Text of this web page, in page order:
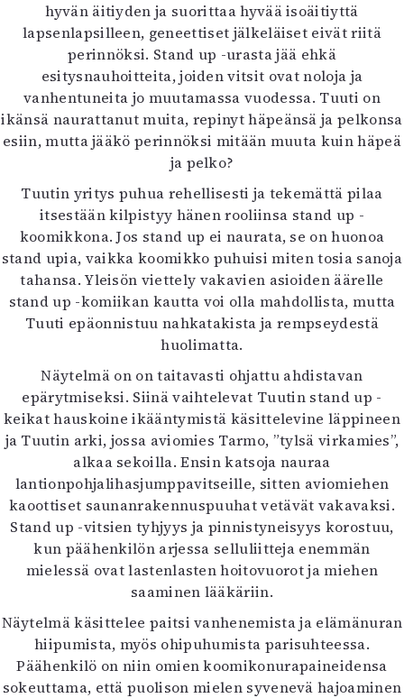
hyvän äitiyden ja suorittaa hyvää isoäitiyttä
lapsenlapsilleen, geneettiset jälkeläiset eivät riitä
perinnöksi. Stand up -urasta jää ehkä
esitysnauhoitteita, joiden vitsit ovat noloja ja
vanhentuneita jo muutamassa vuodessa. Tuuti on
ikänsä naurattanut muita, repinyt häpeänsä ja pelkonsa
esiin, mutta jääkö perinnöksi mitään muuta kuin häpeä
ja pelko?
Tuutin yritys puhua rehellisesti ja tekemättä pilaa
itsestään kilpistyy hänen rooliinsa stand up -
koomikkona. Jos stand up ei naurata, se on huonoa
stand upia, vaikka koomikko puhuisi miten tosia sanoja
tahansa. Yleisön viettely vakavien asioiden äärelle
stand up -komiikan kautta voi olla mahdollista, mutta
Tuuti epäonnistuu nahkatakista ja rempseydestä
huolimatta.
Näytelmä on on taitavasti ohjattu ahdistavan
epärytmiseksi. Siinä vaihtelevat Tuutin stand up -
keikat hauskoine ikääntymistä käsittelevine läppineen
ja Tuutin arki, jossa aviomies Tarmo, ”tylsä virkamies”,
alkaa sekoilla. Ensin katsoja nauraa
lantionpohjalihasjumppavitseille, sitten aviomiehen
kaoottiset saunanrakennuspuuhat vetävät vakavaksi.
Stand up -vitsien tyhjyys ja pinnistyneisyys korostuu,
kun päähenkilön arjessa selluliitteja enemmän
mielessä ovat lastenlasten hoitovuorot ja miehen
saaminen lääkäriin.
Näytelmä käsittelee paitsi vanhenemista ja elämänuran
hiipumista, myös ohipuhumista parisuhteessa.
Päähenkilö on niin omien koomikonurapaineidensa
sokeuttama, että puolison mielen syvenevä hajoaminen